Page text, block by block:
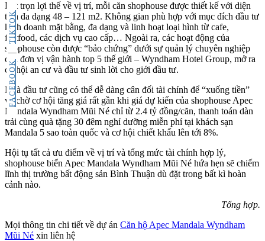
FACEBOOK
TIKTOK
Bắt trọn lợi thế về vị trí, mỗi căn shophouse được thiết kế với diện
tích đa dạng 48 – 121 m2. Không gian phù hợp với mục đích đầu tư
kinh doanh mặt bằng, đa dạng và linh hoạt loại hình từ cafe,
fastfood, các dịch vụ cao cấp… Ngoài ra, các hoạt động của
shophouse còn được “bảo chứng” dưới sự quản lý chuyên nghiệp
của đơn vị vận hành top 5 thế giới – Wyndham Hotel Group, mở ra
cơ hội an cư và đầu tư sinh lời cho giới đầu tư.
Nhà đầu tư cũng có thể dễ dàng cân đối tài chính để “xuống tiền”
và chờ cơ hội tăng giá rất gần khi giá dự kiến của shophouse Apec
Mandala Wyndham Mũi Né chỉ từ 2.4 tỷ đồng/căn, thanh toán dàn
trải cùng quà tặng 30 đêm nghỉ dưỡng miễn phí tại khách sạn
Mandala 5 sao toàn quốc và cơ hội chiết khấu lên tới 8%.
Hội tụ tất cả ưu điểm về vị trí và tổng mức tài chính hợp lý,
shophouse biển Apec Mandala Wyndham Mũi Né hứa hẹn sẽ chiếm
lĩnh thị trường bất động sản Bình Thuận dù đặt trong bất kì hoàn
cảnh nào.
Tổng hợp.
Mọi thông tin chi tiết về dự án Căn hộ Apec Mandala Wyndham
Mũi Né xin liên hệ